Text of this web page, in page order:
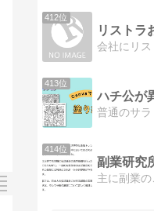
412位
リストラ
413位
ハチ公が
414位
副業研究